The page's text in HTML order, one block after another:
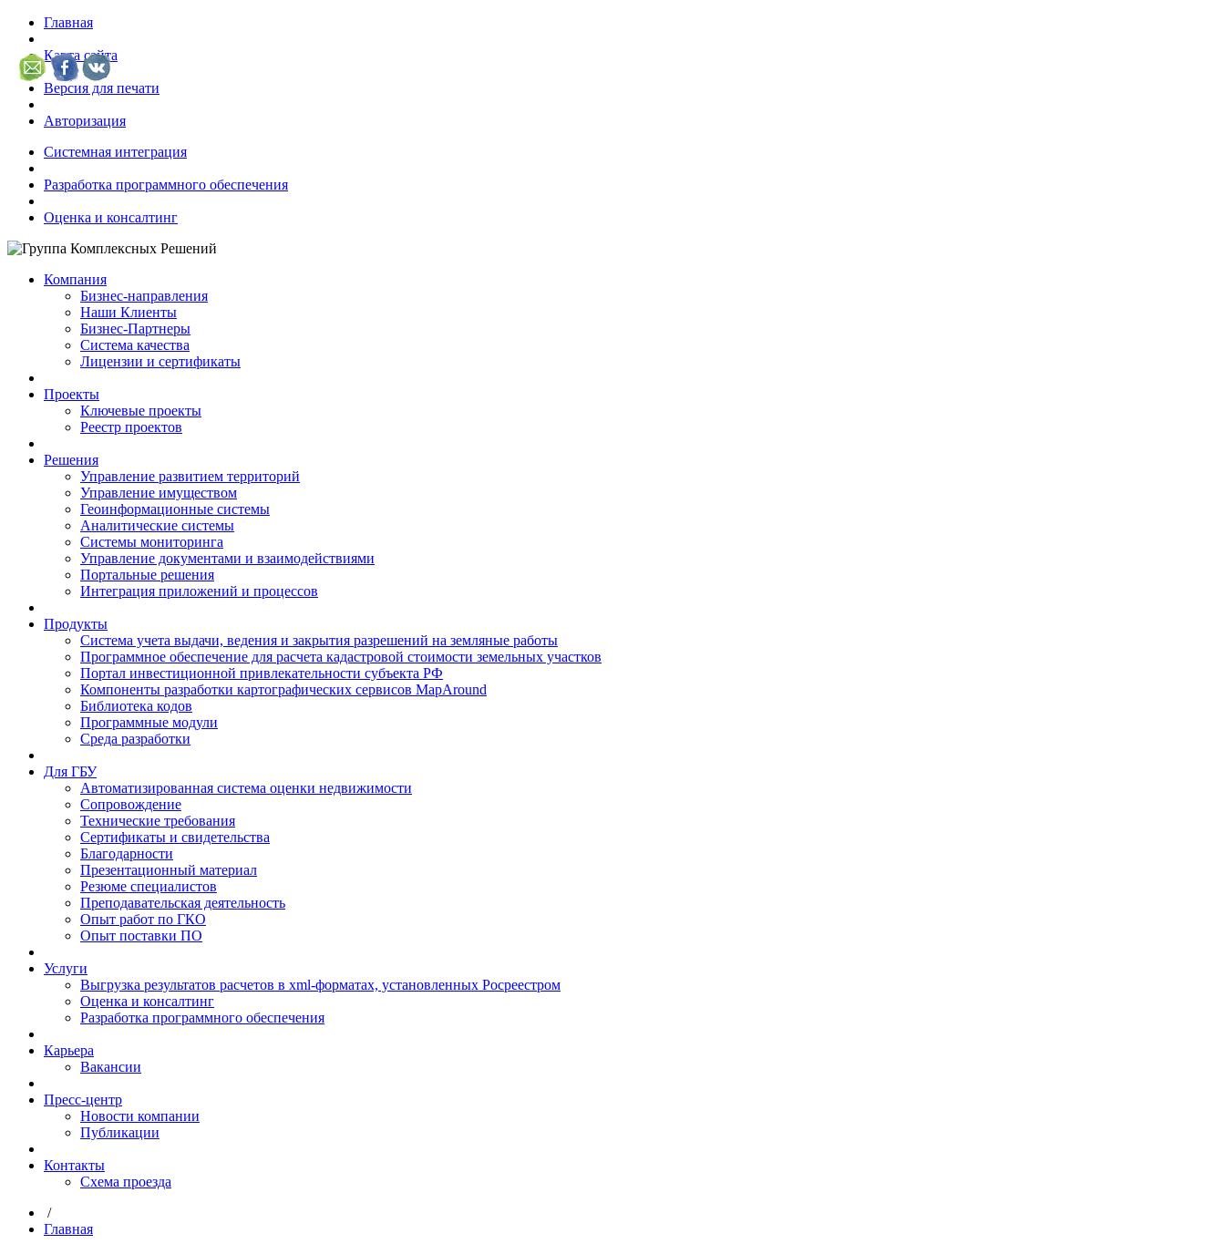
Главная
Карта сайта
Версия для печати
Авторизация
Системная интеграция
Разработка программного обеспечения
Оценка и консалтинг
Компания
Бизнес-направления
Наши Клиенты
Бизнес-Партнеры
Система качества
Лицензии и сертификаты
Проекты
Ключевые проекты
Реестр проектов
Решения
Управление развитием территорий
Управление имуществом
Геоинформационные системы
Аналитические системы
Системы мониторинга
Управление документами и взаимодействиями
Портальные решения
Интеграция приложений и процессов
Продукты
Система учета выдачи, ведения и закрытия разрешений на земляные работы
Программное обеспечение для расчета кадастровой стоимости земельных участков
Портал инвестиционной привлекательности субъекта РФ
Компоненты разработки картографических сервисов MapAround
Библиотека кодов
Программные модули
Среда разработки
Для ГБУ
Автоматизированная система оценки недвижимости
Сопровождение
Технические требования
Сертификаты и свидетельства
Благодарности
Презентационный материал
Резюме специалистов
Преподавательская деятельность
Опыт работ по ГКО
Опыт поставки ПО
Услуги
Выгрузка результатов расчетов в xml-форматах, установленных Росреестром
Оценка и консалтинг
Разработка программного обеспечения
Карьера
Вакансии
Пресс-центр
Новости компании
Публикации
Контакты
Схема проезда
/
Главная